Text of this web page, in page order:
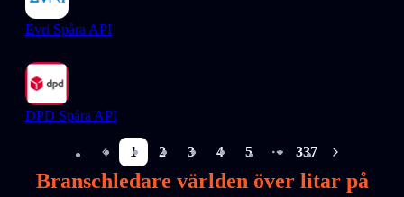
Evri Spåra API
DPD Spåra API
1 2 3 4 5
More pages
337
Branschledare världen över litar på